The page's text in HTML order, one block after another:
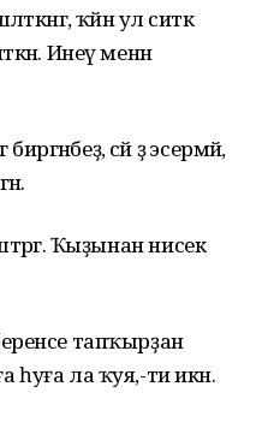
ҡәйнә ул ситкә
Инеү менән
сәй ҙә эсермәй,
Ҡыҙынан нисек
тапҡырҙан
һуға ла ҡуя,-ти икән.